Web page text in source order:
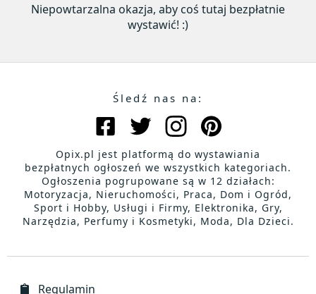
Niepowtarzalna okazja, aby coś tutaj bezpłatnie
wystawić! :)
Śledź nas na:
Opix.pl jest platformą do wystawiania
bezpłatnych ogłoszeń we wszystkich kategoriach.
Ogłoszenia pogrupowane są w 12 działach:
Motoryzacja, Nieruchomości, Praca, Dom i Ogród,
Sport i Hobby, Usługi i Firmy, Elektronika, Gry,
Narzędzia, Perfumy i Kosmetyki, Moda, Dla Dzieci.
Regulamin